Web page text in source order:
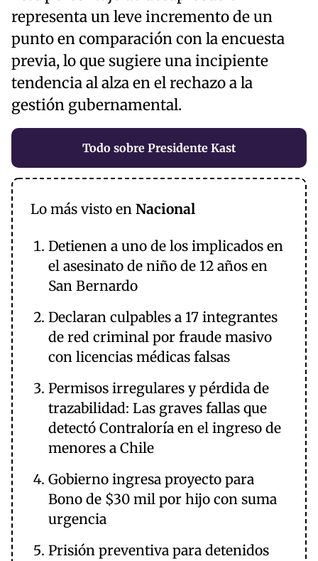
representa un leve incremento de un
punto en comparación con la encuesta
previa, lo que sugiere una incipiente
tendencia al alza en el rechazo a la
gestión gubernamental.
Todo sobre Presidente Kast
Lo más visto en Nacional
Detienen a uno de los implicados en
el asesinato de niño de 12 años en
San Bernardo
Declaran culpables a 17 integrantes
de red criminal por fraude masivo
con licencias médicas falsas
Permisos irregulares y pérdida de
trazabilidad: Las graves fallas que
detectó Contraloría en el ingreso de
menores a Chile
Gobierno ingresa proyecto para
Bono de $30 mil por hijo con suma
urgencia
Prisión preventiva para detenidos